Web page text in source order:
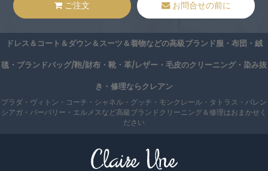
ご注文 お問合せの前に
ドレス＆コート＆ダウン＆スーツ＆着物などの高級ブランド服・布団・絨
毯・ブランドバッグ/鞄/財布・靴・革/レザー・毛皮のクリーニング・染み抜
き・修理ならクレアン
プラダ・ヴィトン・コーチ・シャネル・グッチ・モンクレール・タトラス・バレン
シアガ・バーバリー・エルメスなど高級ブランドクリーニング＆修理はおまかせく
ださい